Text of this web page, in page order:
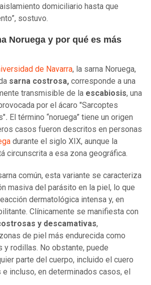
domiciliario hasta que
sostuvo.
Noruega y por qué es más
de Navarra, la sarna Noruega,
sarna costrosa, corresponde a una
transmisible de la escabiosis, una
por el ácaro "Sarcoptes
. El término “noruega” tiene un origen
casos fueron descritos en personas
durante el siglo XIX, aunque la
circunscrita a esa zona geográfica.
común, esta variante se caracteriza
masiva del parásito en la piel, lo que
dermatológica intensa y, en
Clínicamente se manifiesta con
y descamativas,
de piel más endurecida como
y rodillas. No obstante, puede
parte del cuerpo, incluido el cuero
incluso, en determinados casos, el